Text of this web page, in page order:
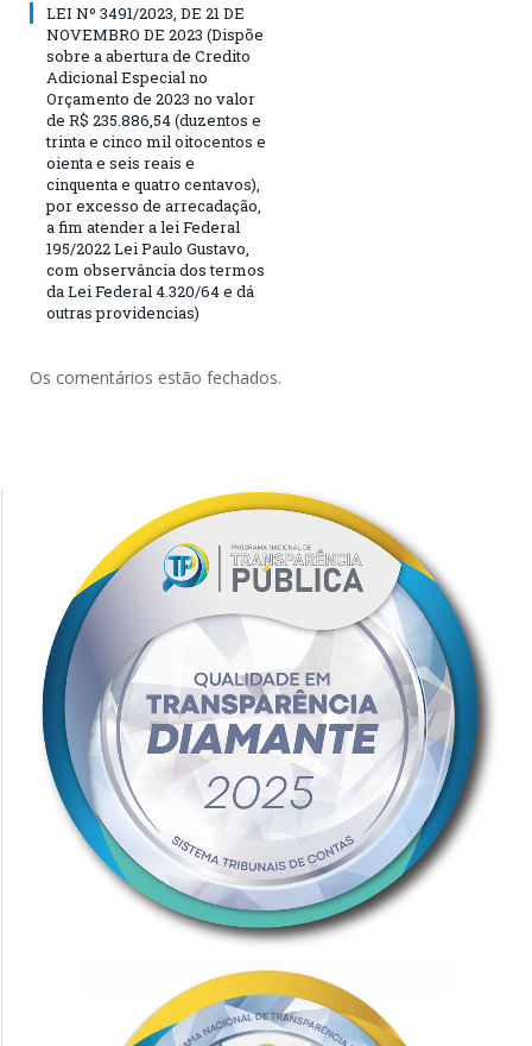
LEI Nº 3491/2023, DE 21 DE
NOVEMBRO DE 2023 (Dispõe
sobre a abertura de Credito
Adicional Especial no
Orçamento de 2023 no valor
de R$ 235.886,54 (duzentos e
trinta e cinco mil oitocentos e
oienta e seis reais e
cinquenta e quatro centavos),
por excesso de arrecadação,
a fim atender a lei Federal
195/2022 Lei Paulo Gustavo,
com observância dos termos
da Lei Federal 4.320/64 e dá
outras providencias)
Os comentários estão fechados.